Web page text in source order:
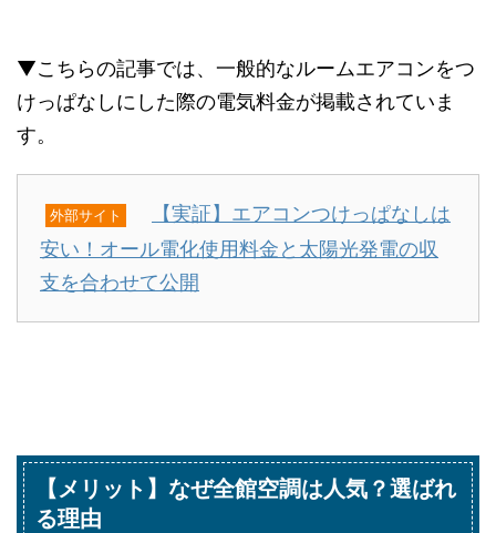
▼こちらの記事では、一般的なルームエアコンをつ
けっぱなしにした際の電気料金が掲載されていま
す。
外部サイト
【実証】エアコンつけっぱなしは
安い！オール電化使用料金と太陽光発電の収
支を合わせて公開
【メリット】なぜ全館空調は人気？選ばれ
る理由